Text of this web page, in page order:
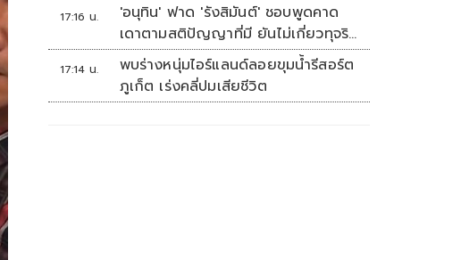
17:16 น.
'อนุทิน' ฟาด 'รังสิมันต์' ชอบพูดคาด
เดาตามสติปัญญาที่มี ยันไม่เกี่ยวทุจริต
สอบท้องถิ่น
17:14 น.
พบร่างหนุ่มไอร์แลนด์ลอยขุมน้ำรีสอร์ต
ภูเก็ต เร่งคลี่ปมเสียชีวิต